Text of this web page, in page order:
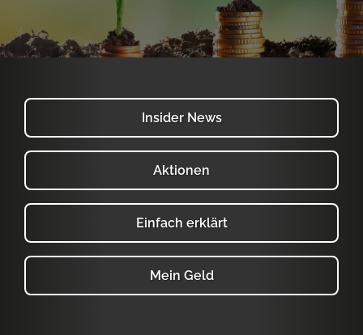
Insider News
Aktionen
Einfach erklärt
Mein Geld